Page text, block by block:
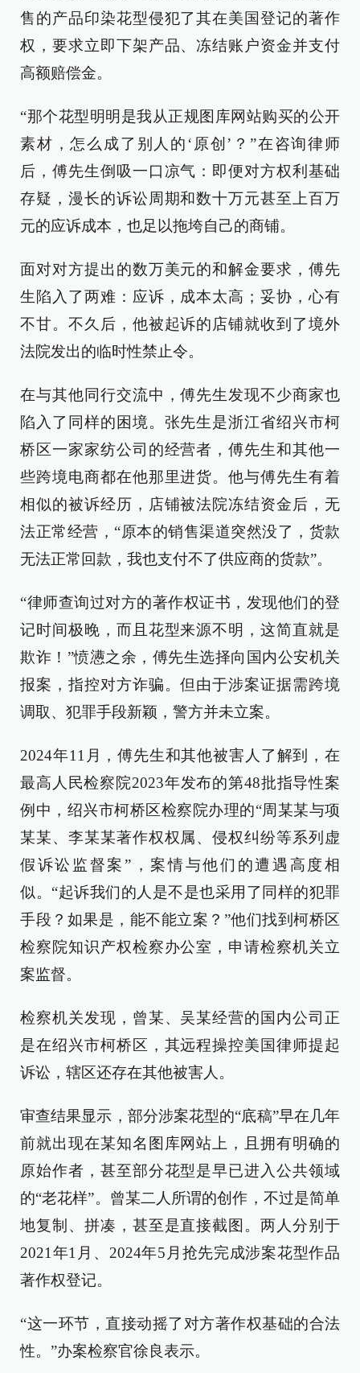
售的产品印染花型侵犯了其在美国登记的著作
权，要求立即下架产品、冻结账户资金并支付
高额赔偿金。
“那个花型明明是我从正规图库网站购买的公开
素材，怎么成了别人的‘原创’？”在咨询律师
后，傅先生倒吸一口凉气：即便对方权利基础
存疑，漫长的诉讼周期和数十万元甚至上百万
元的应诉成本，也足以拖垮自己的商铺。
面对对方提出的数万美元的和解金要求，傅先
生陷入了两难：应诉，成本太高；妥协，心有
不甘。不久后，他被起诉的店铺就收到了境外
法院发出的临时性禁止令。
在与其他同行交流中，傅先生发现不少商家也
陷入了同样的困境。张先生是浙江省绍兴市柯
桥区一家家纺公司的经营者，傅先生和其他一
些跨境电商都在他那里进货。他与傅先生有着
相似的被诉经历，店铺被法院冻结资金后，无
法正常经营，“原本的销售渠道突然没了，货款
无法正常回款，我也支付不了供应商的货款”。
“律师查询过对方的著作权证书，发现他们的登
记时间极晚，而且花型来源不明，这简直就是
欺诈！”愤懑之余，傅先生选择向国内公安机关
报案，指控对方诈骗。但由于涉案证据需跨境
调取、犯罪手段新颖，警方并未立案。
2024年11月，傅先生和其他被害人了解到，在
最高人民检察院2023年发布的第48批指导性案
例中，绍兴市柯桥区检察院办理的“周某某与项
某某、李某某著作权权属、侵权纠纷等系列虚
假诉讼监督案”，案情与他们的遭遇高度相
似。“起诉我们的人是不是也采用了同样的犯罪
手段？如果是，能不能立案？”他们找到柯桥区
检察院知识产权检察办公室，申请检察机关立
案监督。
检察机关发现，曾某、吴某经营的国内公司正
是在绍兴市柯桥区，其远程操控美国律师提起
诉讼，辖区还存在其他被害人。
审查结果显示，部分涉案花型的“底稿”早在几年
前就出现在某知名图库网站上，且拥有明确的
原始作者，甚至部分花型是早已进入公共领域
的“老花样”。曾某二人所谓的创作，不过是简单
地复制、拼凑，甚至是直接截图。两人分别于
2021年1月、2024年5月抢先完成涉案花型作品
著作权登记。
“这一环节，直接动摇了对方著作权基础的合法
性。”办案检察官徐良表示。